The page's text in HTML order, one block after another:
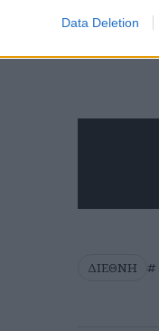
Data Deletion
ΔΙΕΘΝΗ